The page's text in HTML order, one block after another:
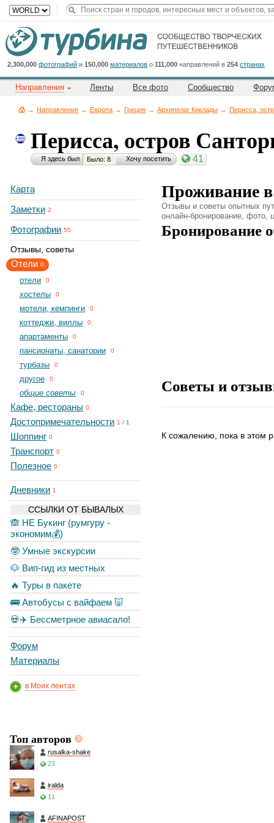
2,300,000 фотографий и 150,000 материалов о 111,000 направлений в 254 странах
Направления Ленты Все фото Сообщество
→ Направления → Европа → Греция → Архипелаг Киклады → Перисса,
Перисса, остров
Я здесь был Было: 8 Хочу посетить 41
Карта
Заметки 2
Фотографии 55
Отзывы, советы
Отели 0
отели 0
хостелы 0
мотели, кемпинги 0
коттеджи, виллы 0
апартаменты 0
пансионаты, санатории 0
турбазы 0
другое 0
общие советы 0
Кафе, рестораны 0
Достопримечательности 1 / 1
Шоппинг 0
Транспорт 0
Полезное 0
Дневники 1
ССЫЛКИ ОТ БЫВАЛЫХ
🙈 НЕ Букинг (румгуру -
экономим💰)
🤓 Умные экскурсии
🐶 Вип-гид из местных
🔥 Туры в пакете
🚌 Автобусы с вайфаем 🐷
💀✈️ Бессметрное авиасало!
Форум
Материалы
в Моих лентах
Топ авторов
rusalka-shake
23
iralda
11
AFINAPOST
Проживание
Отзывы и советы опытных
онлайн-бронирование, фото,
Бронирование
Советы и
К сожалению, пока в этом
Cейчас
на
сайте:
Title
Button